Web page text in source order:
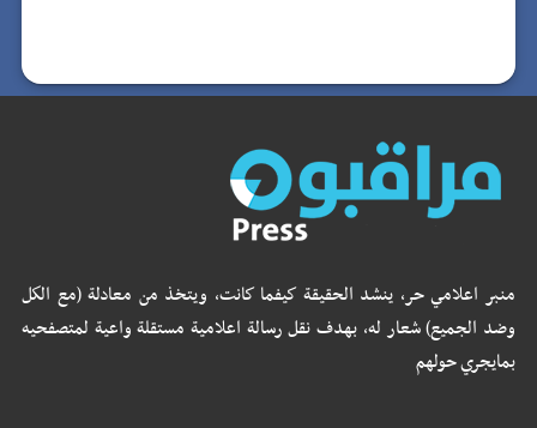
منبر اعلامي حر، ينشد الحقيقة كيفما كانت، ويتخذ من معادلة (مع الكل
وضد الجميع) شعار له، بهدف نقل رسالة اعلامية مستقلة واعية لمتصفحيه
بمايجري حولهم